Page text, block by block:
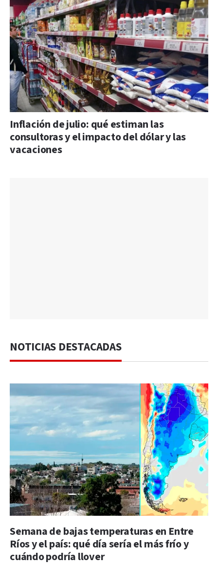
Inflación de julio: qué estiman las
consultoras y el impacto del dólar y las
vacaciones
NOTICIAS DESTACADAS
Semana de bajas temperaturas en Entre
Ríos y el país: qué día sería el más frío y
cuándo podría llover